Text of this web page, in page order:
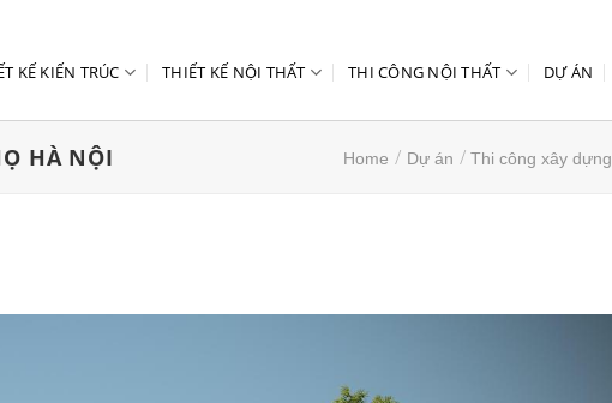
KẾ KIẾN TRÚC THIẾT KẾ NỘI THẤT THI CÔNG NỘI THẤT DỰ ÁN
HÀ NỘI Home / Dự án / Thi công xây dựng